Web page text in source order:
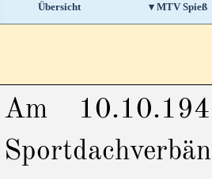
Übersicht ▾ MTV Spieß
Am